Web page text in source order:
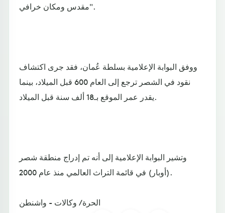
مقدس ومكان خرافي".
ووفق البوابة الإعلامية بسلطة عُمان، فقد جرى اكتشاف
نقود في الشصر ترجع إلى العام 600 قبل الميلاد، بينما
يقدر عمر الموقع بـ18 ألف سنة قبل الميلاد.
وتشير البوابة الإعلامية إلى أنه تم إدراج منطقة شصر
(أوبار) في قائمة التراث العالمي منذ عام 2000.
الحرة / وكالات - واشنطن